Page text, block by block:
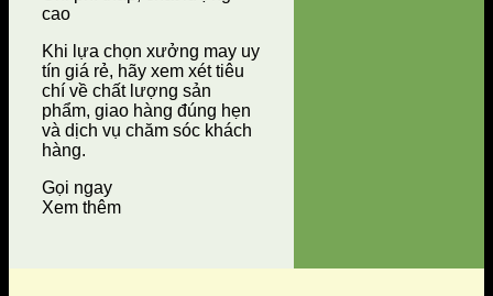
cao
Khi lựa chọn xưởng may uy
tín giá rẻ, hãy xem xét tiêu
chí về chất lượng sản
phẩm, giao hàng đúng hẹn
và dịch vụ chăm sóc khách
hàng.
Gọi ngay
Xem thêm